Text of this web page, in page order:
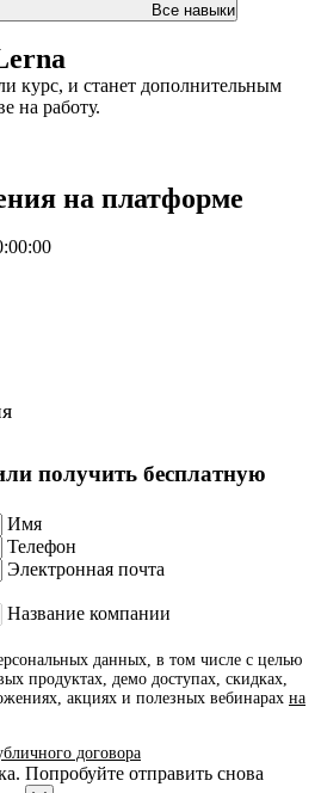
Все навыки
курс, и станет дополнительным
на работу.
на платформе
получить бесплатную
Имя
Телефон
Электронная почта
Название компании
данных, в том числе с целью
продуктах, демо доступах, скидках,
акциях и полезных вебинарах на
договора
Попробуйте отправить снова